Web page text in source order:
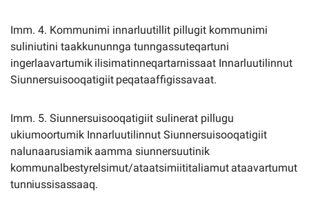
Imm. 4. Kommunimi innarluutillit pillugit kommunimi
suliniutini taakkununnga tunngassuteqartuni
ingerlaavartumik ilisimatinneqartarnissaat Innarluutilinnut
Siunnersuisooqatigiit peqataaffigissavaat.
Imm. 5. Siunnersuisooqatigiit sulinerat pillugu
ukiumoortumik Innarluutilinnut Siunnersuisooqatigiit
nalunaarusiamik aamma siunnersuutinik
kommunalbestyrelsimut/ataatsimiititaliamut ataavartumut
tunniussisassaaq.